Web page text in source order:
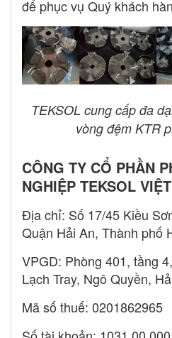
để phục vụ Quý khách
TEKSOL cung cấp đa
vòng đệm KTR
CÔNG TY CỔ PHẦN
NGHIỆP TEKSOL
Địa chỉ: Số 17/45 Kiều
Quận Hải An, Thành phố
VPGD: Phòng 401, tầng
Lạch Tray, Ngô Quyền,
Mã số thuế: 0201862965